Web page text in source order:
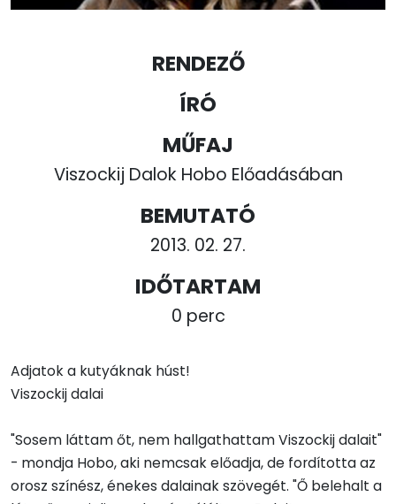
RENDEZŐ
ÍRÓ
MŰFAJ
Viszockij Dalok Hobo Előadásában
BEMUTATÓ
2013. 02. 27.
IDŐTARTAM
0 perc
Adjatok a kutyáknak húst!
Viszockij dalai
"Sosem láttam őt, nem hallgathattam Viszockij dalait"
- mondja Hobo, aki nemcsak előadja, de fordította az
orosz színész, énekes dalainak szövegét. "Ő belehalt a